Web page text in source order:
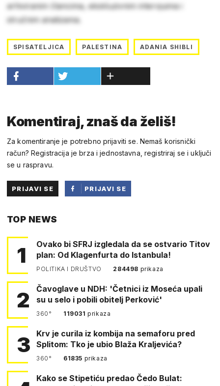
arhiviranim člancima, ekskluzivnim intervjuima i
stručnim analizama.
SPISATELJICA PALESTINA ADANIA SHIBLI
Komentiraj, znaš da želiš!
Za komentiranje je potrebno prijaviti se. Nemaš korisnički
račun? Registracija je brza i jednostavna, registriraj se i uključi
se u raspravu.
PRIJAVI SE
PRIJAVI SE
TOP NEWS
1
Ovako bi SFRJ izgledala da se ostvario Titov
plan: Od Klagenfurta do Istanbula!
POLITIKA I DRUŠTVO 284498 prikaza
2
Čavoglave u NDH: 'Četnici iz Moseća upali
su u selo i pobili obitelj Perković'
360° 119031prikaza
3
Krv je curila iz kombija na semaforu pred
Splitom: Tko je ubio Blaža Kraljevića?
360° 61835 prikaza
Kako se Stipetiću predao Čedo Bulat: